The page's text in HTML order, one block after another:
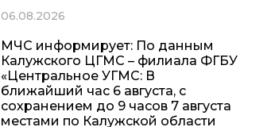
06.08.2026
МЧС информирует: По данным
Калужского ЦГМС – филиала ФГБУ
«Центральное УГМС: В
ближайший час 6 августа, с
сохранением до 9 часов 7 августа
местами по Калужской области